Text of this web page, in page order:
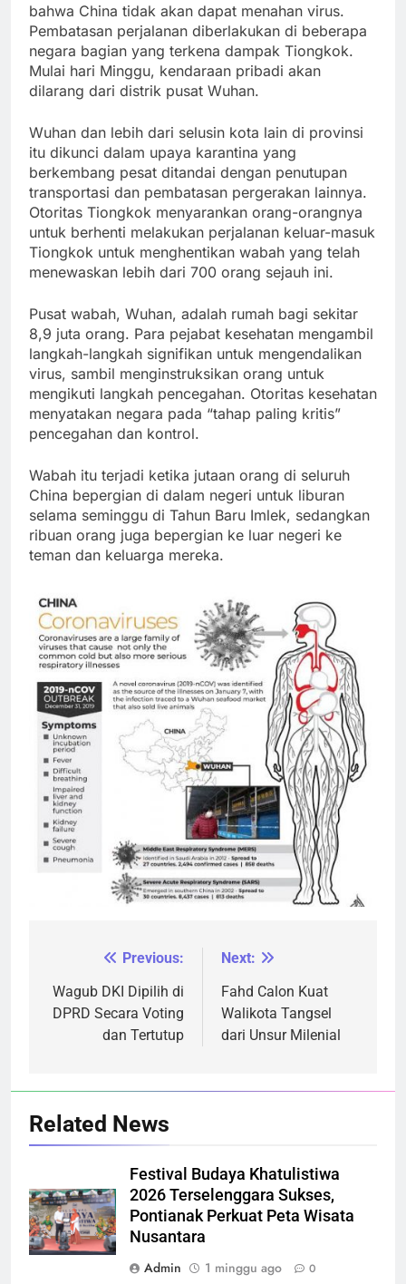
bahwa China tidak akan dapat menahan virus.
Pembatasan perjalanan diberlakukan di beberapa
negara bagian yang terkena dampak Tiongkok.
Mulai hari Minggu, kendaraan pribadi akan
dilarang dari distrik pusat Wuhan.
Wuhan dan lebih dari selusin kota lain di provinsi
itu dikunci dalam upaya karantina yang
berkembang pesat ditandai dengan penutupan
transportasi dan pembatasan pergerakan lainnya.
Otoritas Tiongkok menyarankan orang-orangnya
untuk berhenti melakukan perjalanan keluar-masuk
Tiongkok untuk menghentikan wabah yang telah
menewaskan lebih dari 700 orang sejauh ini.
Pusat wabah, Wuhan, adalah rumah bagi sekitar
8,9 juta orang. Para pejabat kesehatan mengambil
langkah-langkah signifikan untuk mengendalikan
virus, sambil menginstruksikan orang untuk
mengikuti langkah pencegahan. Otoritas kesehatan
menyatakan negara pada “tahap paling kritis”
pencegahan dan kontrol.
Wabah itu terjadi ketika jutaan orang di seluruh
China bepergian di dalam negeri untuk liburan
selama seminggu di Tahun Baru Imlek, sedangkan
ribuan orang juga bepergian ke luar negeri ke
teman dan keluarga mereka.
Navigasi
pos
Previous:
Wagub DKI Dipilih di
DPRD Secara Voting
dan Tertutup
Next:
Fahd Calon Kuat
Walikota Tangsel
dari Unsur Milenial
Related News
Festival Budaya Khatulistiwa
2026 Terselenggara Sukses,
Pontianak Perkuat Peta Wisata
Nusantara
Admin
1 minggu ago 0